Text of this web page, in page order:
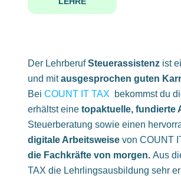
Der LehrberufSteuerassistenz ist
und mitausgesprochen guten
Bei COUNT IT TAX bekommst du
erhältst eine topaktuelle, fundierte
Steuerberatung sowie einen
digitale Arbeitsweise von COUNT
die Fachkräfte von morgen. Aus
TAX die Lehrlingsausbildung sehr